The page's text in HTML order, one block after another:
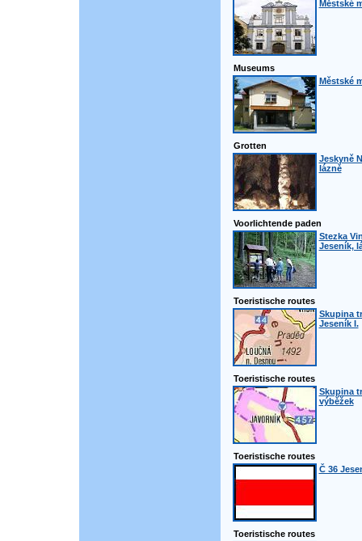
Městské
Museums
Městské
Grotten
Jeskyně
lázně
Voorlichtende paden
Stezka
Jeseník,
Toeristische routes
Skupina
Jeseník I.
Toeristische routes
Skupina
výběžek
Toeristische routes
Č 36
Toeristische routes